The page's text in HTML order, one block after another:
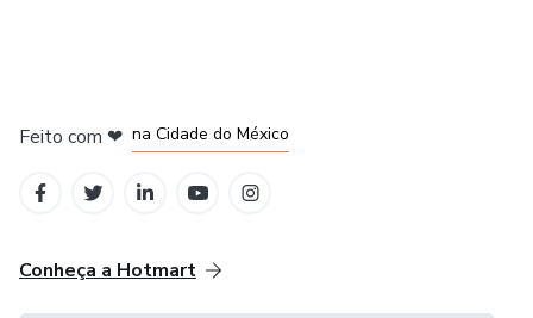
Feito com ❤ na Cidade do México
Conheça a Hotmart